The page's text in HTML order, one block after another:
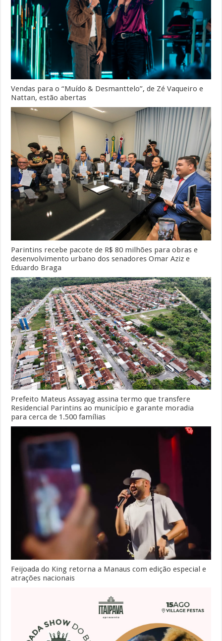
Vendas para o “Muído & Desmanttelo”, de Zé Vaqueiro e
Nattan, estão abertas
Parintins recebe pacote de R$ 80 milhões para obras e
desenvolvimento urbano dos senadores Omar Aziz e
Eduardo Braga
Prefeito Mateus Assayag assina termo que transfere
Residencial Parintins ao município e garante moradia
para cerca de 1.500 famílias
Feijoada do King retorna a Manaus com edição especial e
atrações nacionais